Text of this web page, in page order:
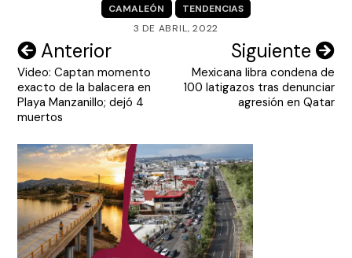
VIDEOS
CAMALEÓN
TENDENCIAS
3 DE ABRIL, 2022
Navegación
de
entradas
Anterior
Video: Captan momento
exacto de la balacera en
Playa Manzanillo; dejó 4
muertos
Siguiente
Mexicana libra condena de
100 latigazos tras denunciar
agresión en Qatar